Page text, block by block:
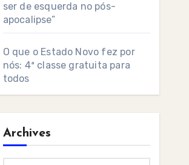
ser de esquerda no pós-
apocalipse”
O que o Estado Novo fez por
nós: 4ª classe gratuita para
todos
Archives